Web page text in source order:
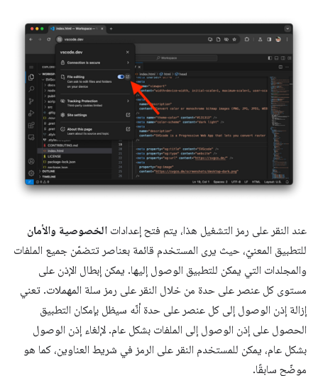
عند النقر على رمز التشغيل هذا، يتم فتح إعدادات الخصوصية والأمان
للتطبيق المعنيّ، حيث يرى المستخدم قائمة بعناصر تتضمّن جميع الملفات
والمجلدات التي يمكن للتطبيق الوصول إليها. يمكن إبطال الإذن على
مستوى كل عنصر على حدة من خلال النقر على رمز سلة المهملات. تعني
إزالة إذن الوصول إلى كل عنصر على حدة أنّه سيظل بإمكان التطبيق
الحصول على إذن الوصول إلى الملفات بشكل عام. لإلغاء إذن الوصول
بشكل عام، يمكن للمستخدم النقر على الرمز في شريط العناوين، كما هو
موضّح سابقًا.